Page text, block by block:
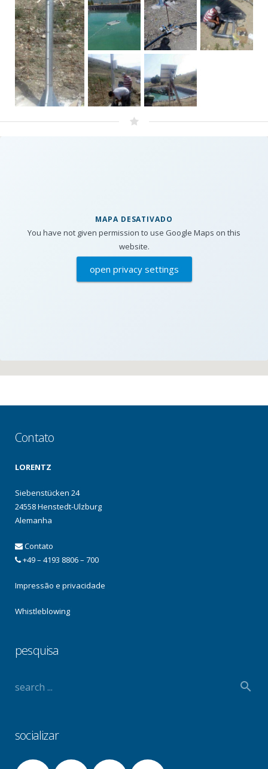
MAPA DESATIVADO
You have not given permission to use Google Maps on this
website.
open privacy settings
Contato
LORENTZ
Siebenstücken 24
24558 Henstedt-Ulzburg
Alemanha
Contato
+49 – 4193 8806 – 700
Impressão e privacidade
Whistleblowing
pesquisa
socializar